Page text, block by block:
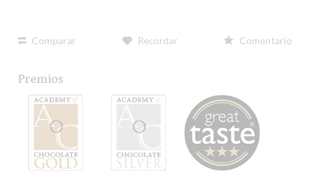
Comparar Recordar Comentario
Premios